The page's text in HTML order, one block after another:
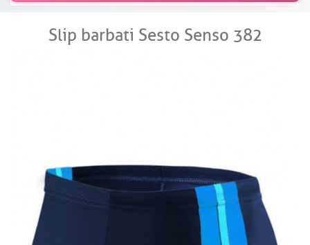
Slip barbati Sesto Senso 382